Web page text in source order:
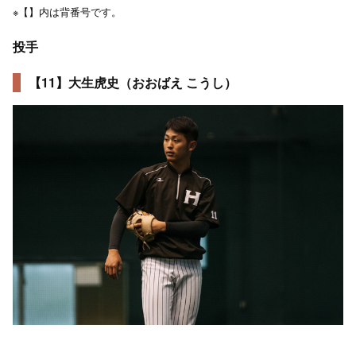
※【】内は背番号です。
投手
【11】大生虎史（おおばえ こうし）